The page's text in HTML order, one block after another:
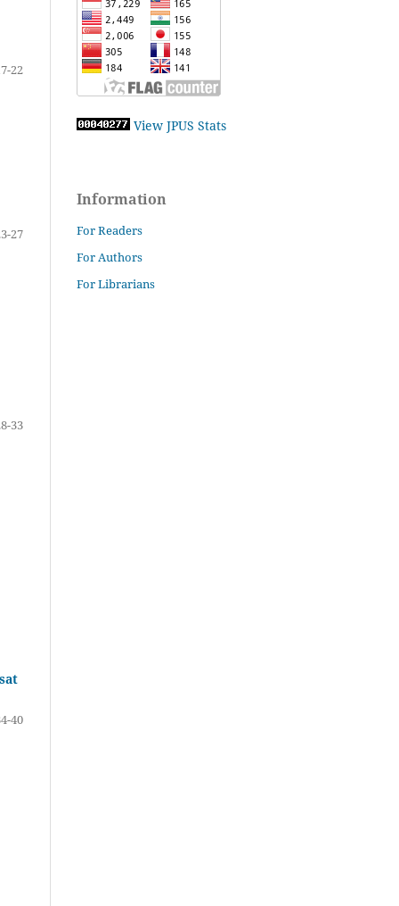
22
27
33
40
View JPUS Stats
Information
For Readers
For Authors
For Librarians